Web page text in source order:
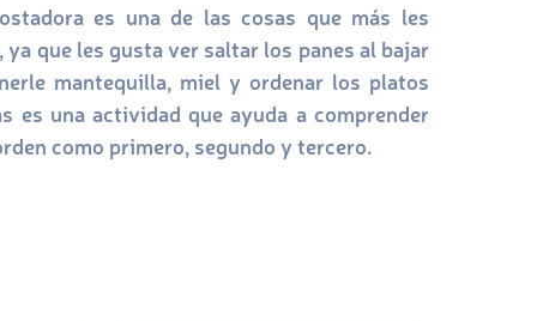
es una de las cosas que más les
que les gusta ver saltar los panes al bajar
mantequilla, miel y ordenar los platos
es una actividad que ayuda a comprender
como primero, segundo y tercero.